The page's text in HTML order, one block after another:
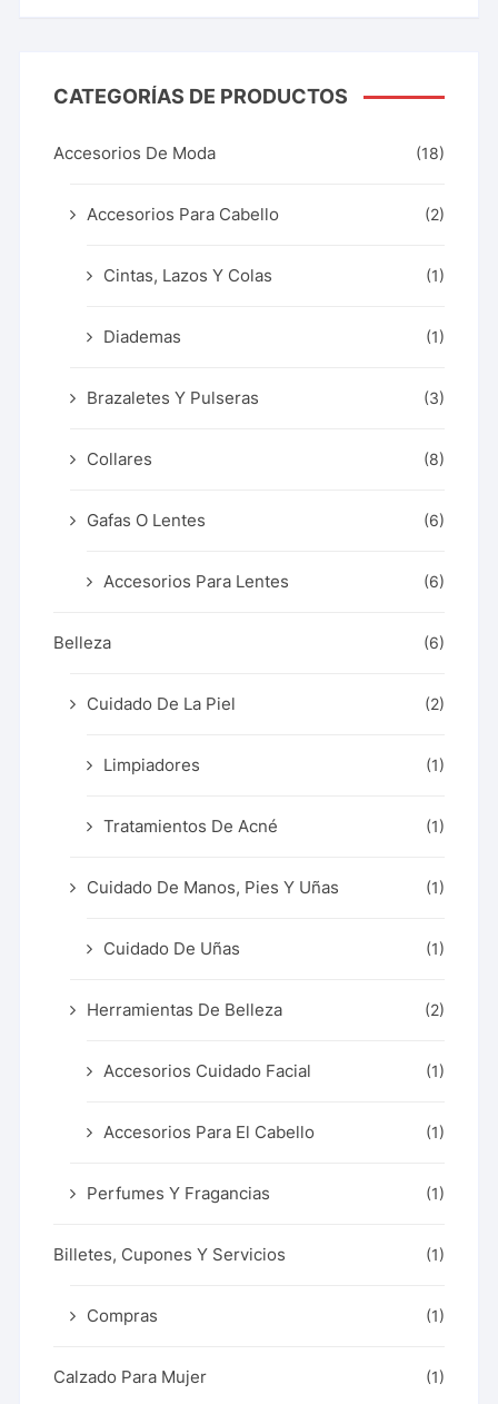
CATEGORÍAS DE PRODUCTOS
Accesorios De Moda (18)
Accesorios Para Cabello (2)
Cintas, Lazos Y Colas (1)
Diademas (1)
Brazaletes Y Pulseras (3)
Collares (8)
Gafas O Lentes (6)
Accesorios Para Lentes (6)
Belleza (6)
Cuidado De La Piel (2)
Limpiadores (1)
Tratamientos De Acné (1)
Cuidado De Manos, Pies Y Uñas (1)
Cuidado De Uñas (1)
Herramientas De Belleza (2)
Accesorios Cuidado Facial (1)
Accesorios Para El Cabello (1)
Perfumes Y Fragancias (1)
Billetes, Cupones Y Servicios (1)
Compras (1)
Calzado Para Mujer (1)